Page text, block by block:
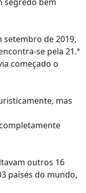
setembro de 2019,
se pela 21.ª
começado o
mas
outros 16
países do mundo,